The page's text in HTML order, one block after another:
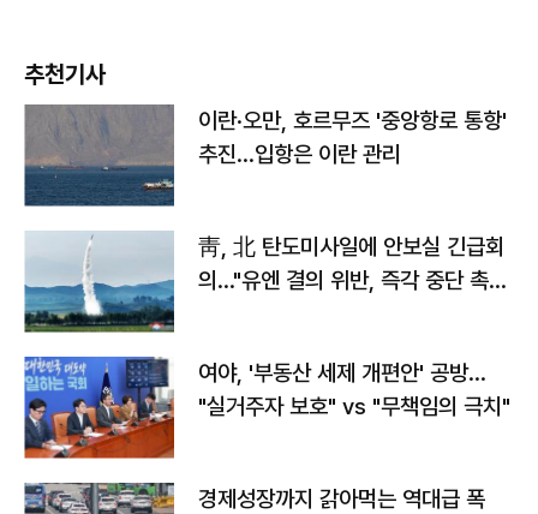
추천기사
이란·오만, 호르무즈 '중앙항로 통항'
추진…입항은 이란 관리
靑, 北 탄도미사일에 안보실 긴급회
의…"유엔 결의 위반, 즉각 중단 촉
여야, '부동산 세제 개편안' 공방…
"실거주자 보호" vs "무책임의 극치"
경제성장까지 갉아먹는 역대급 폭